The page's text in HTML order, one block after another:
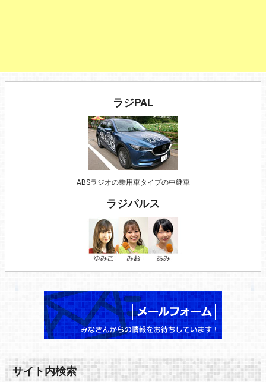
ラジPAL
ABSラジオの乗用車タイプの中継車
ラジパルス
サイト内検索